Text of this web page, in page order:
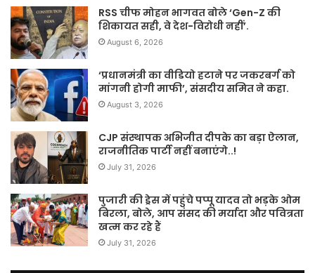
RSS चीफ मोहन भागवत बोले ‘Gen-Z की
शिकायत सही, वे देश-विरोधी नहीं’.
August 6, 2026
‘प्रधानमंत्री का वीडियो हटाने पर जकरबर्ग को
मांगनी होगी माफी’, संसदीय समित ने कहा.
August 3, 2026
CJP संस्थापक अभिजीत दीपके का बड़ा ऐलान,
राजनीतिक पार्टी नहीं बनाएंगे..!
July 31, 2026
पुजारी की ड्रेस में पहुंचे पप्पू यादव तो भड़के ओम
बिरला, बोले, आप संसद की मर्यादा और पवित्रता
खत्म कर रहे हैं
July 31, 2026